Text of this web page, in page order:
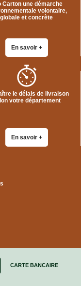
Carton une démarche
volontaire,
globale et concrète
En savoir +
le délais de livraison
votre département
En savoir +
CARTE BANCAIRE